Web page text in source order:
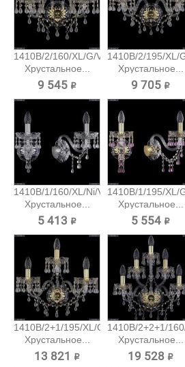
1410B/2/160/XL/G/V0300
Хрустальное...
9 545 ₽
1410B/2/195/XL/
Хрустальное...
9 705 ₽
1410B/1/160/XL/Ni/V0300
Хрустальное...
5 413 ₽
1410B/1/195/XL/
Хрустальное...
5 554 ₽
1410B/2+1/195/XL/G/V0300
Хрустальное...
13 821 ₽
1410B/2+2+1/
Хрустальное...
19 528 ₽